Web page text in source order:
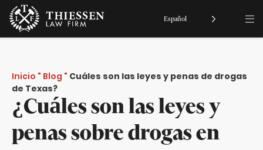
Inicio " Blog " Cuáles son las leyes y penas de drogas
de Texas?
¿Cuáles son las leyes y
penas sobre drogas en
Español